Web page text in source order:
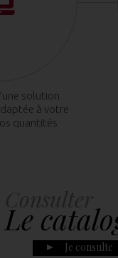
solution
à votre
quantités
Le
Je consulte